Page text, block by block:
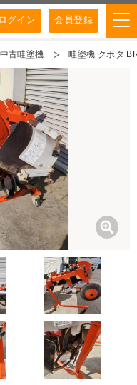
ログイン 会員登録
中古畦塗機 畦塗機 クボタ